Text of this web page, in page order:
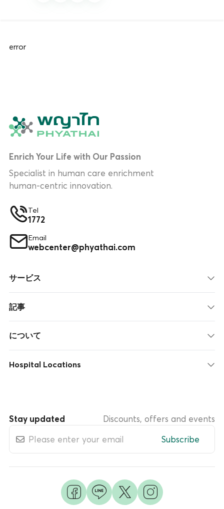
error
Enrich Your Life with Our Passion
Specialist in human care enrichment
human-centric innovation.
Tel
1772
Email
webcenter@phyathai.com
サービス
記事
について
Hospital Locations
Stay updated
Discounts, offers and events
Subscribe